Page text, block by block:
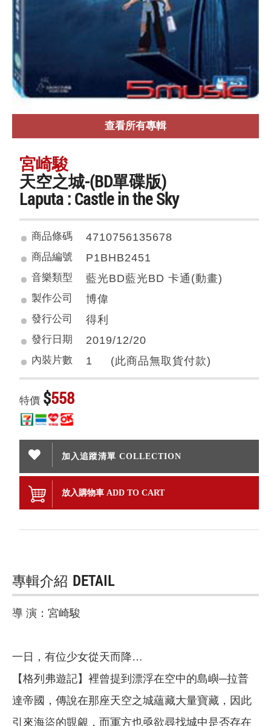
查看所有專輯
宮崎駿
天空之城-(BD單碟版)
Laputa : Castle in the Sky
商品條碼 4710756135678
商品編號 P1BHB2451
音樂類型 藍光BD藍光BD 卡通(動畫)
製作公司 博偉
發行公司 得利
發行日期 2019/12/20
內裝片數 1 (此商品無取貨付款)
特價 $558
加入追蹤清單 COLLECTION
放入購物車 ADD TO CART
專輯介紹 DETAIL
導 演：宮崎駿
一日，有位少女從天而降…
【格列弗遊記】裡曾提到漂浮在空中的島嶼─拉普
達帝國，傳說在那座天空之城蘊藏大量寶藏，因此
引來海盜的覬覦，而軍方也亟欲尋找城中是否存在